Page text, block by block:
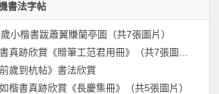
書法字帖
小楷書跋蕭翼賺蘭亭圖（共7張圖片）
歲到杭帖》書法欣賞
楷書真跡欣賞《長慶集冊》（共5張圖片）